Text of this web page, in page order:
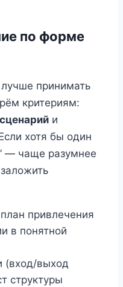
по форме
принимать
критериям:
и
хотя бы один
— чаще разумнее
привлечения
в понятной
(вход/выход
структуры